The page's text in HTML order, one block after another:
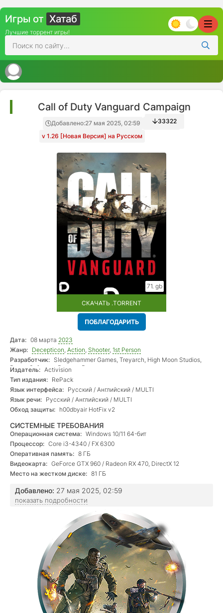
Игры от Хатаб
Лучшие торрент игры!
Call of Duty Vanguard Campaign
Добавлено:27 мая 2025, 02:59
Decepticon
v 1.26 [Новая Версия] на Русском
33322
71. gb
СКАЧАТЬ .TORRENT
ПОБЛАГОДАРИТЬ
Дата: 08 марта 2023
Жанр: Decepticon, Action, Shooter, 1st Person
Разработчик: Sledgehammer Games, Treyarch, High Moon Studios,
Raven Software, Beenox, Demonware
Издатель: Activision
Тип издания: RePack
Язык интерфейса: Русский / Английский / MULTI
Язык речи: Русский / Английский / MULTI
Обход защиты: h00dbyair HotFix v2
СИСТЕМНЫЕ ТРЕБОВАНИЯ
Операционная система: Windows 10/11 64-бит
Процессор: Core i3-4340 / FX 6300
Оперативная память: 8 ГБ
Видеокарта: GeForce GTX 960 / Radeon RX 470, DirectX 12
Место на жестком диске: 81 ГБ
Добавлено: 27 мая 2025, 02:59
показать подробности